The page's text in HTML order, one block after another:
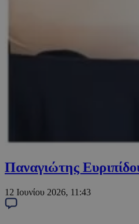
Παναγιώτης
12 Ιουνίου 2026, 11:43